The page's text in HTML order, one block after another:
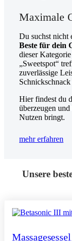
Maximale
Du suchst nicht
Beste für dein
dieser
„Sweetspot“
zuverlässige
Hier findest du
überzeugen
Nutzen bringt.
mehr erfahren
Unsere